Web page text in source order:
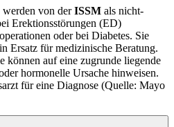
werden von derISSM als nicht-
Erektionsstörungen (ED)
oder bei Diabetes. Sie
Ersatz für medizinische Beratung.
können auf eine zugrunde liegende
hormonelle Ursache hinweisen.
für eine Diagnose (Quelle: Mayo